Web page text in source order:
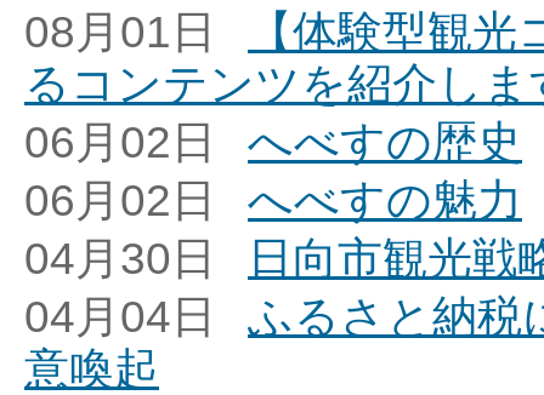
08月01日
【体験型観
るコンテンツを紹介しま
06月02日
へべすの歴史
06月02日
へべすの魅力
04月30日
日向市観光戦
04月04日
ふるさと納税
意喚起